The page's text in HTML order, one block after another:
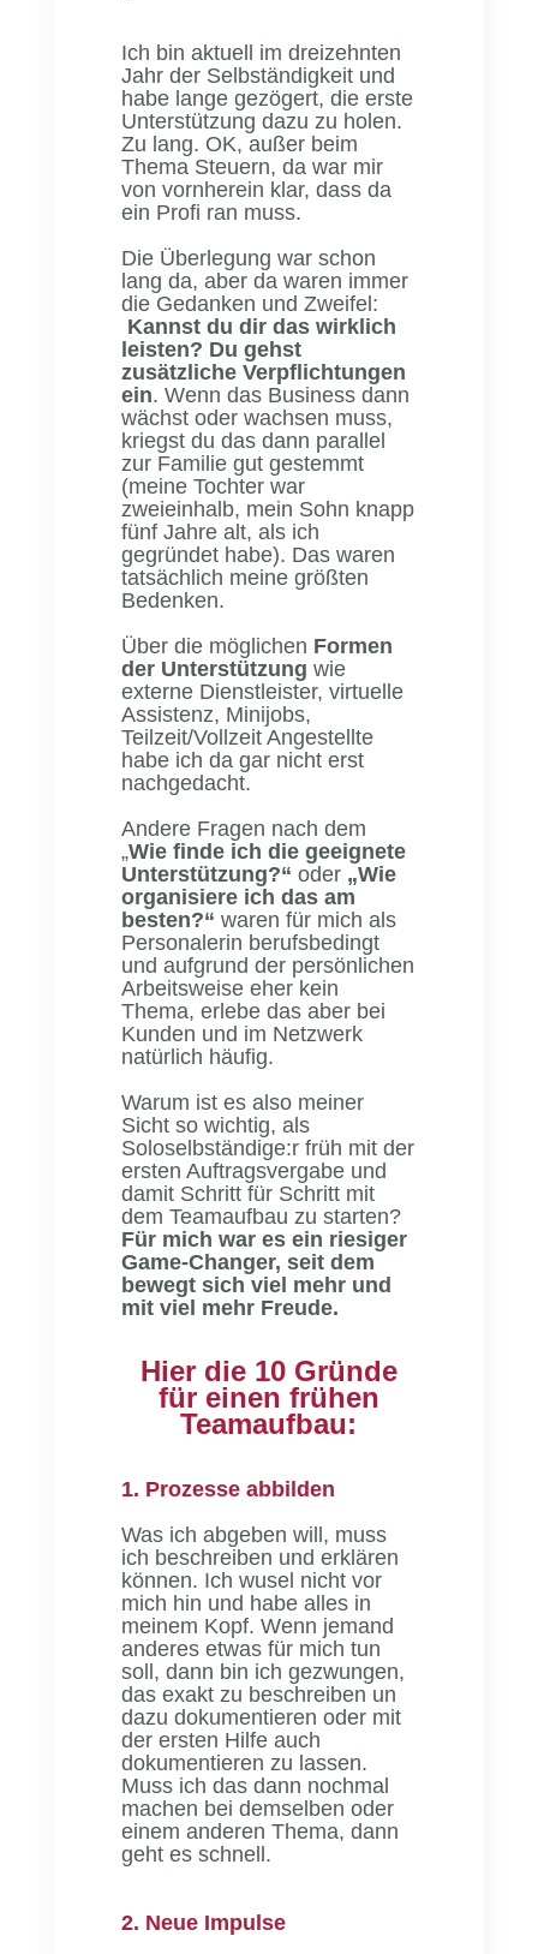
Ich bin aktuell im dreizehnten
Jahr der Selbständigkeit und
habe lange gezögert, die erste
Unterstützung dazu zu holen.
Zu lang. OK, außer beim
Thema Steuern, da war mir
von vornherein klar, dass da
ein Profi ran muss.
Die Überlegung war schon
lang da, aber da waren immer
die Gedanken und Zweifel:
Kannst du dir das wirklich
leisten? Du gehst
zusätzliche Verpflichtungen
ein. Wenn das Business dann
wächst oder wachsen muss,
kriegst du das dann parallel
zur Familie gut gestemmt
(meine Tochter war
zweieinhalb, mein Sohn knapp
fünf Jahre alt, als ich
gegründet habe). Das waren
tatsächlich meine größten
Bedenken.
Über die möglichen Formen
der Unterstützung wie
externe Dienstleister, virtuelle
Assistenz, Minijobs,
Teilzeit/Vollzeit Angestellte
habe ich da gar nicht erst
nachgedacht.
Andere Fragen nach dem
„Wie finde ich die geeignete
Unterstützung?“ oder „Wie
organisiere ich das am
besten?“ waren für mich als
Personalerin berufsbedingt
und aufgrund der persönlichen
Arbeitsweise eher kein
Thema, erlebe das aber bei
Kunden und im Netzwerk
natürlich häufig.
Warum ist es also meiner
Sicht so wichtig, als
Soloselbständige:r früh mit der
ersten Auftragsvergabe und
damit Schritt für Schritt mit
dem Teamaufbau zu starten?
Für mich war es ein riesiger
Game-Changer, seit dem
bewegt sich viel mehr und
mit viel mehr Freude.
Hier die 10 Gründe
für einen frühen
Teamaufbau:
1. Prozesse abbilden
Was ich abgeben will, muss
ich beschreiben und erklären
können. Ich wusel nicht vor
mich hin und habe alles in
meinem Kopf. Wenn jemand
anderes etwas für mich tun
soll, dann bin ich gezwungen,
das exakt zu beschreiben un
dazu dokumentieren oder mit
der ersten Hilfe auch
dokumentieren zu lassen.
Muss ich das dann nochmal
machen bei demselben oder
einem anderen Thema, dann
geht es schnell.
2. Neue Impulse